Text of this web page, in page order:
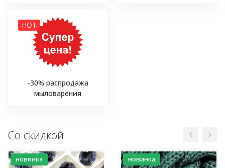
-30% распродажа
мыловарения
HOT
Со скидкой
новинка
новинка